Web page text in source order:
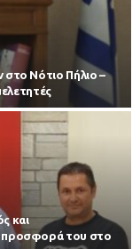
στο Νότιο Πήλιο –
και
προσφορά του στο